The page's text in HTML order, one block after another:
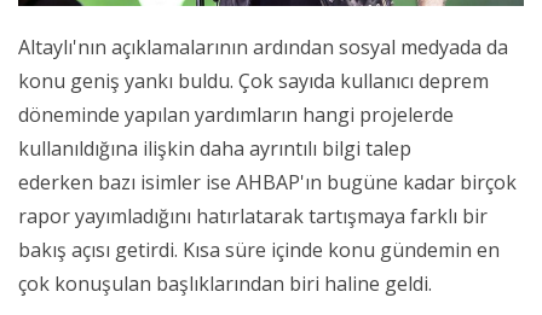
Altaylı'nın açıklamalarının ardından sosyal medyada da
konu geniş yankı buldu. Çok sayıda kullanıcı deprem
döneminde yapılan yardımların hangi projelerde
kullanıldığına ilişkin daha ayrıntılı bilgi talep
ederken bazı isimler ise AHBAP'ın bugüne kadar birçok
rapor yayımladığını hatırlatarak tartışmaya farklı bir
bakış açısı getirdi. Kısa süre içinde konu gündemin en
çok konuşulan başlıklarından biri haline geldi.